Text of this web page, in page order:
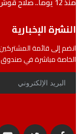
الإخبارية
قائمة المشتركين
مباشرة في صندوق